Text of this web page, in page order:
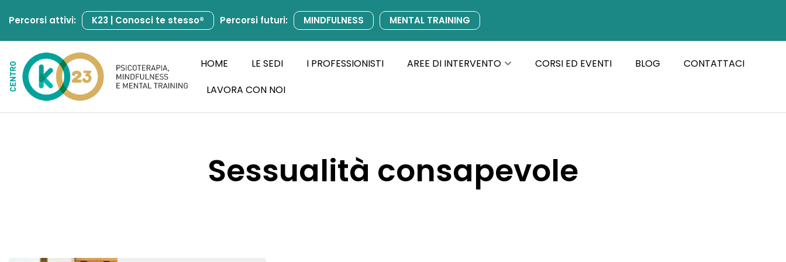
al
contenuto
Percorsi attivi: K23 | Conosci te stesso® Percorsi futuri: MINDFULNESS MENTAL TRAINING
HOME LE SEDI I PROFESSIONISTI AREE DI INTERVENTO CORSI ED EVENTI BLOG
CONTATTACI
LAVORA CON NOI
Sessualità consapevole